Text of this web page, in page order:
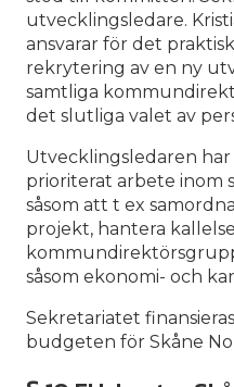
utvecklingsledare.
ansvarar för det
rekrytering av en ny
samtliga
det slutliga valet av
Utvecklingsledaren har
prioriterat arbete inom
såsom att t ex
projekt, hantera
såsom ekonomi- och
Sekretariatet
budgeten för Skåne